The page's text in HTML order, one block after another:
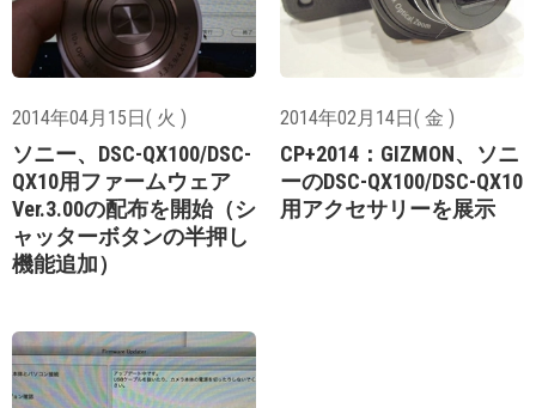
2014年04月15日( 火 )
ソニー、DSC-QX100/DSC-
QX10用ファームウェア
Ver.3.00の配布を開始（シ
ャッターボタンの半押し
機能追加）
2014年02月14日( 金 )
CP+2014：GIZMON、ソニ
ーのDSC-QX100/DSC-QX10
用アクセサリーを展示